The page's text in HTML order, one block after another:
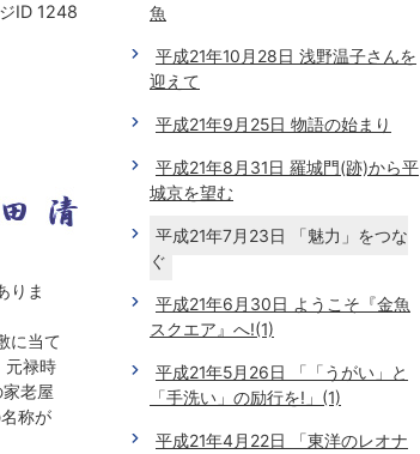
ID 1248
りま
に当て
元禄時
老屋
称が
魚
平成21年10月28日 浅野温子さんを
迎えて
平成21年9月25日 物語の始まり
平成21年8月31日 羅城門(跡)から平
城京を望む
平成21年7月23日 「魅力」をつな
ぐ
平成21年6月30日 ようこそ『金魚
スクエア』へ!(1)
平成21年5月26日 「「うがい」と
「手洗い」の励行を!」(1)
平成21年4月22日 「東洋のレオナ